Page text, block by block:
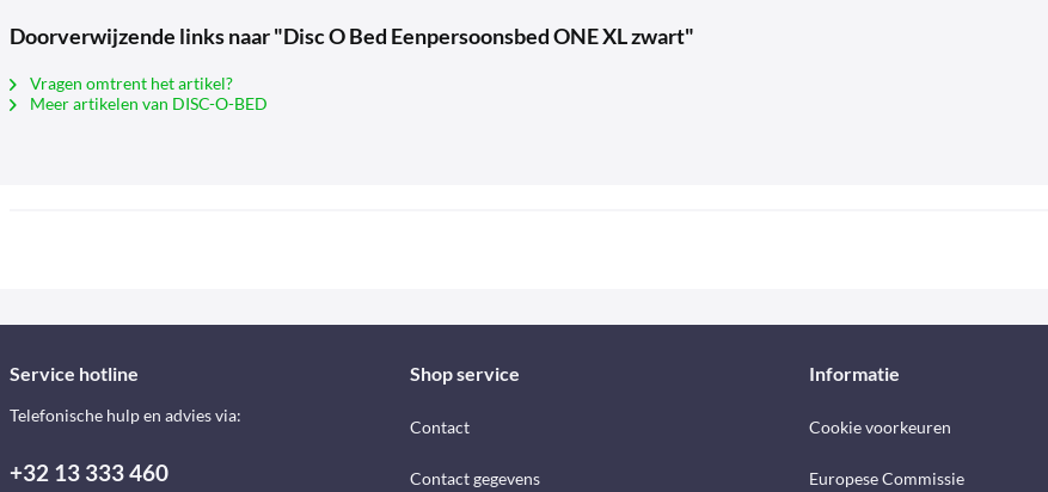
Doorverwijzende links naar "Disc O Bed Eenpersoonsbed ONE XL zwart"
Vragen omtrent het artikel?
Meer artikelen van DISC-O-BED
Service hotline
Telefonische hulp en advies via:
+32 13 333 460
Shop service
Contact
Contact gegevens
Informatie
Cookie voorkeuren
Europese Commissie